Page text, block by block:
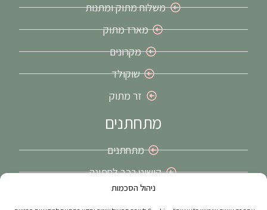
ניהול הסכמות
משלוח מתוק ומתנות
מארז מתוק
מקרונים
שוקולד
זר מתוק
מתחתנים
מתחתנים
קישוט רכב לחתונה
זרי כלה בירושלים